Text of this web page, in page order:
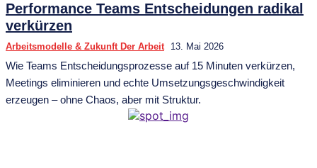
Performance Teams Entscheidungen radikal
verkürzen
Arbeitsmodelle & Zukunft Der Arbeit 13. Mai 2026
Wie Teams Entscheidungsprozesse auf 15 Minuten verkürzen,
Meetings eliminieren und echte Umsetzungsgeschwindigkeit
erzeugen – ohne Chaos, aber mit Struktur.